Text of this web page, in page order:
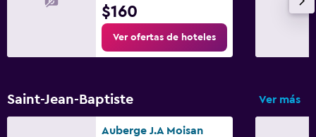
$160
Ver ofertas de hoteles
Saint-Jean-Baptiste Ver más
Auberge J.A Moisan